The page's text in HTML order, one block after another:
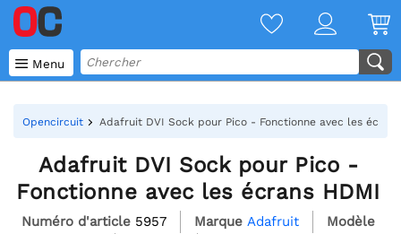
 Menu
Opencircuit Adafruit DVI Sock pour Pico - Fonctionne avec les
Adafruit DVI Sock pour Pico -
Fonctionne avec les écrans HDMI
Numéro d'article 5957 Marque Adafruit
Modèle